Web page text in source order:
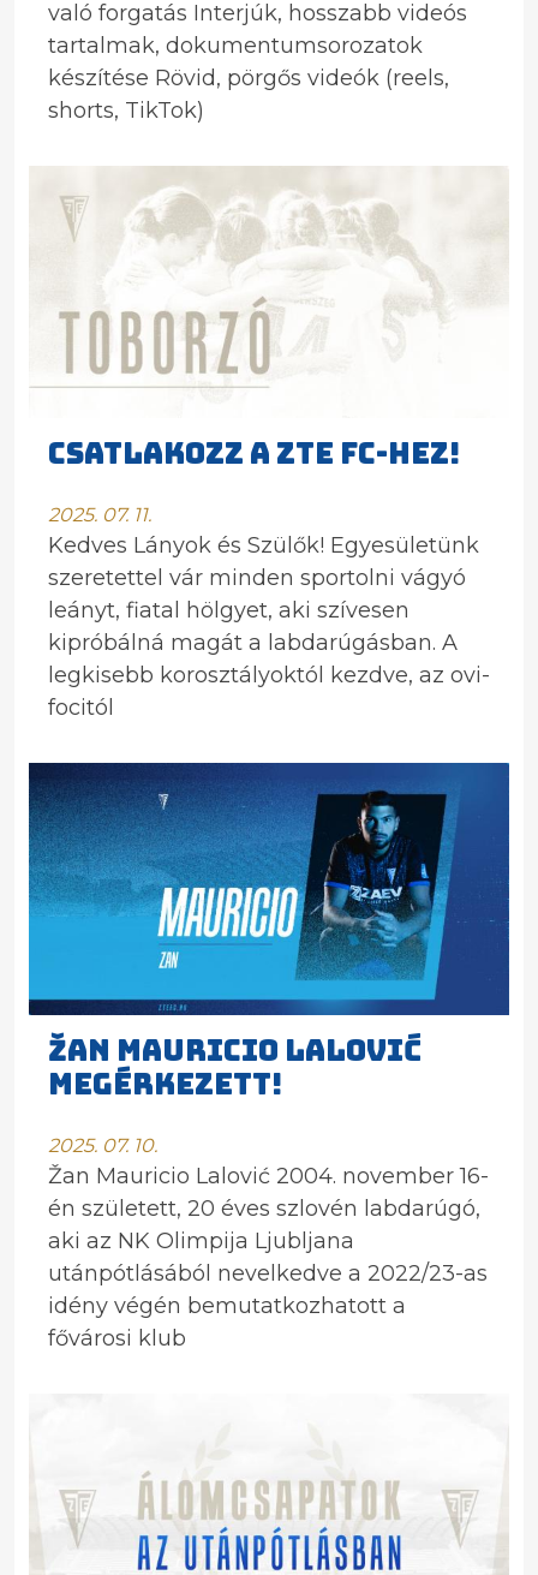
való forgatás Interjúk, hosszabb videós
tartalmak, dokumentumsorozatok
készítése Rövid, pörgős videók (reels,
shorts, TikTok)
Csatlakozz a ZTE FC-hez!
2025. 07. 11.
Kedves Lányok és Szülők! Egyesületünk
szeretettel vár minden sportolni vágyó
leányt, fiatal hölgyet, aki szívesen
kipróbálná magát a labdarúgásban. A
legkisebb korosztályoktól kezdve, az ovi-
focitól
Žan Mauricio Lalović
megérkezett!
2025. 07. 10.
Žan Mauricio Lalović 2004. november 16-
én született, 20 éves szlovén labdarúgó,
aki az NK Olimpija Ljubljana
utánpótlásából nevelkedve a 2022/23-as
idény végén bemutatkozhatott a
fővárosi klub